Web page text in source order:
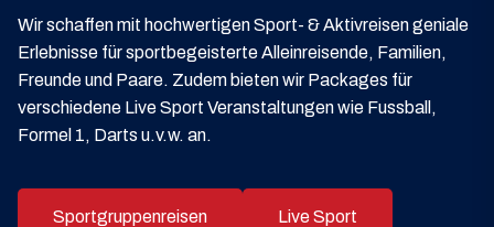
Wir schaffen mit hochwertigen Sport- & Aktivreisen geniale
Erlebnisse für sportbegeisterte Alleinreisende, Familien,
Freunde und Paare. Zudem bieten wir Packages für
verschiedene Live Sport Veranstaltungen wie Fussball,
Formel 1, Darts u.v.w. an.
Sportgruppenreisen Live Sport